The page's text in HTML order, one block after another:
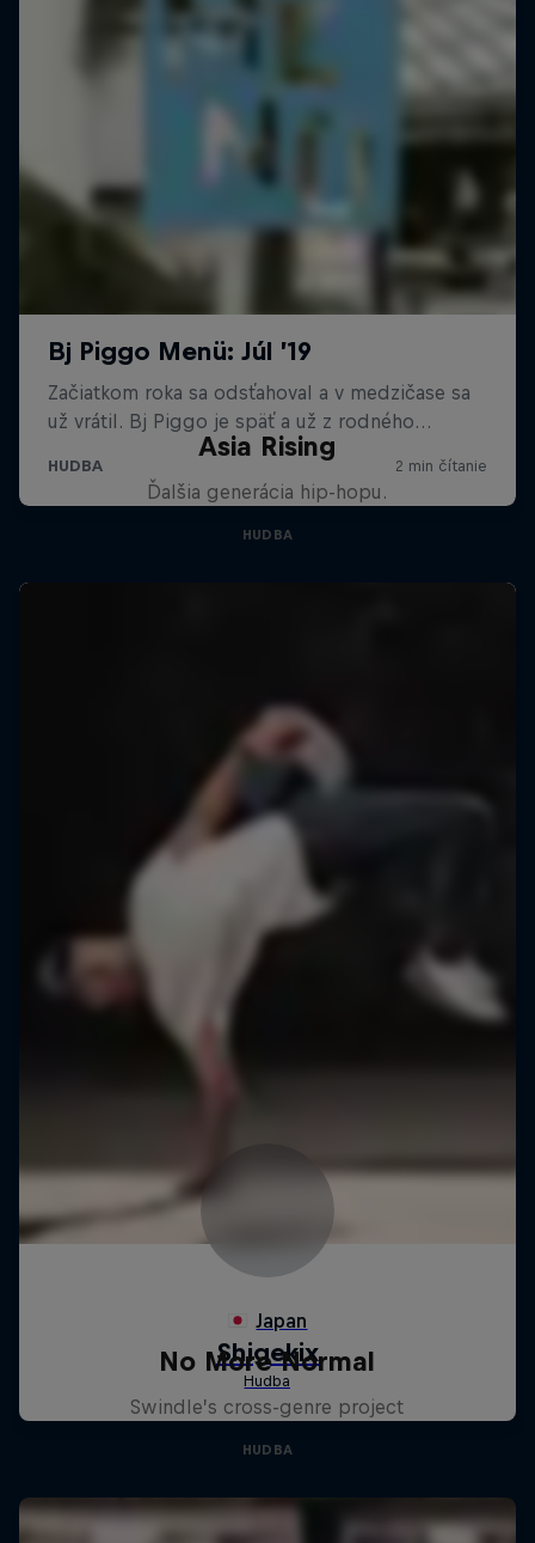
Asia Rising
Ďalšia generácia hip-hopu.
HUDBA
No More Normal
Swindle’s cross-genre project
HUDBA